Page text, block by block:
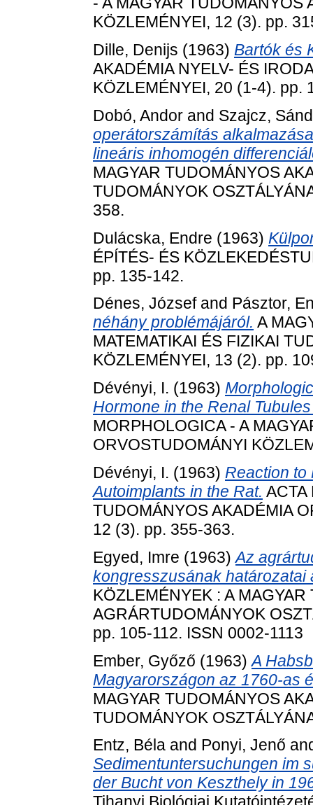
KÖZLEMÉNYEI, 12 (3). pp.
Dille, Denijs (1963) Bartók és
AKADÉMIA NYELV- ÉS
KÖZLEMÉNYEI, 20 (1-4). pp.
Dobó, Andor and Szajcz,
operátorszámítás
lineáris inhomogén
MAGYAR TUDOMÁNYOS
TUDOMÁNYOK
358.
Dulácska, Endre (1963)
ÉPÍTÉS- ÉS
pp. 135-142.
Dénes, Józsefand Pásztor,
néhány problémájáról. A
MATEMATIKAI ÉS FIZIKAI
KÖZLEMÉNYEI, 13 (2). pp.
Dévényi, I. (1963)
Hormone in the Renal
MORPHOLOGICA - A
ORVOSTUDOMÁNYI
Dévényi, I. (1963) Reaction to
Autoimplants in the Rat. ACTA
TUDOMÁNYOS AKADÉMIA
12 (3). pp. 355-363.
Egyed, Imre (1963)Az
kongresszusának határozatai
KÖZLEMÉNYEK : A
AGRÁRTUDOMÁNYOK
pp. 105-112. ISSN 0002-1113
Ember, Győző (1963)A
Magyarországon az 1760-as
MAGYAR TUDOMÁNYOS
TUDOMÁNYOK
Entz, Béla and Ponyi, Jenő
Sedimentuntersuchungen im
der Bucht von Keszthely in